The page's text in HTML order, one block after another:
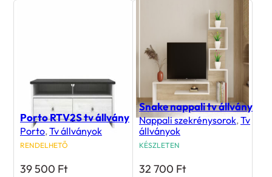
Porto RTV2S tv állvány
Porto,Tv állványok
RENDELHETŐ
39 500 Ft
Snake nappali tv állvány
Nappali szekrénysorok,Tv
állványok
KÉSZLETEN
32 700 Ft